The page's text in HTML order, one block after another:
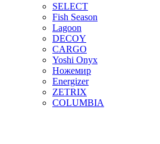
SELECT
Fish Season
Lagoon
DECOY
CARGO
Yoshi Onyx
Ножемир
Energizer
ZETRIX
COLUMBIA